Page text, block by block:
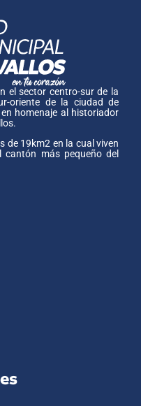
el sector centro-sur de la
oriente de la ciudad de
homenaje al historiador
de 19km2 en la cual viven
cantón más pequeño del